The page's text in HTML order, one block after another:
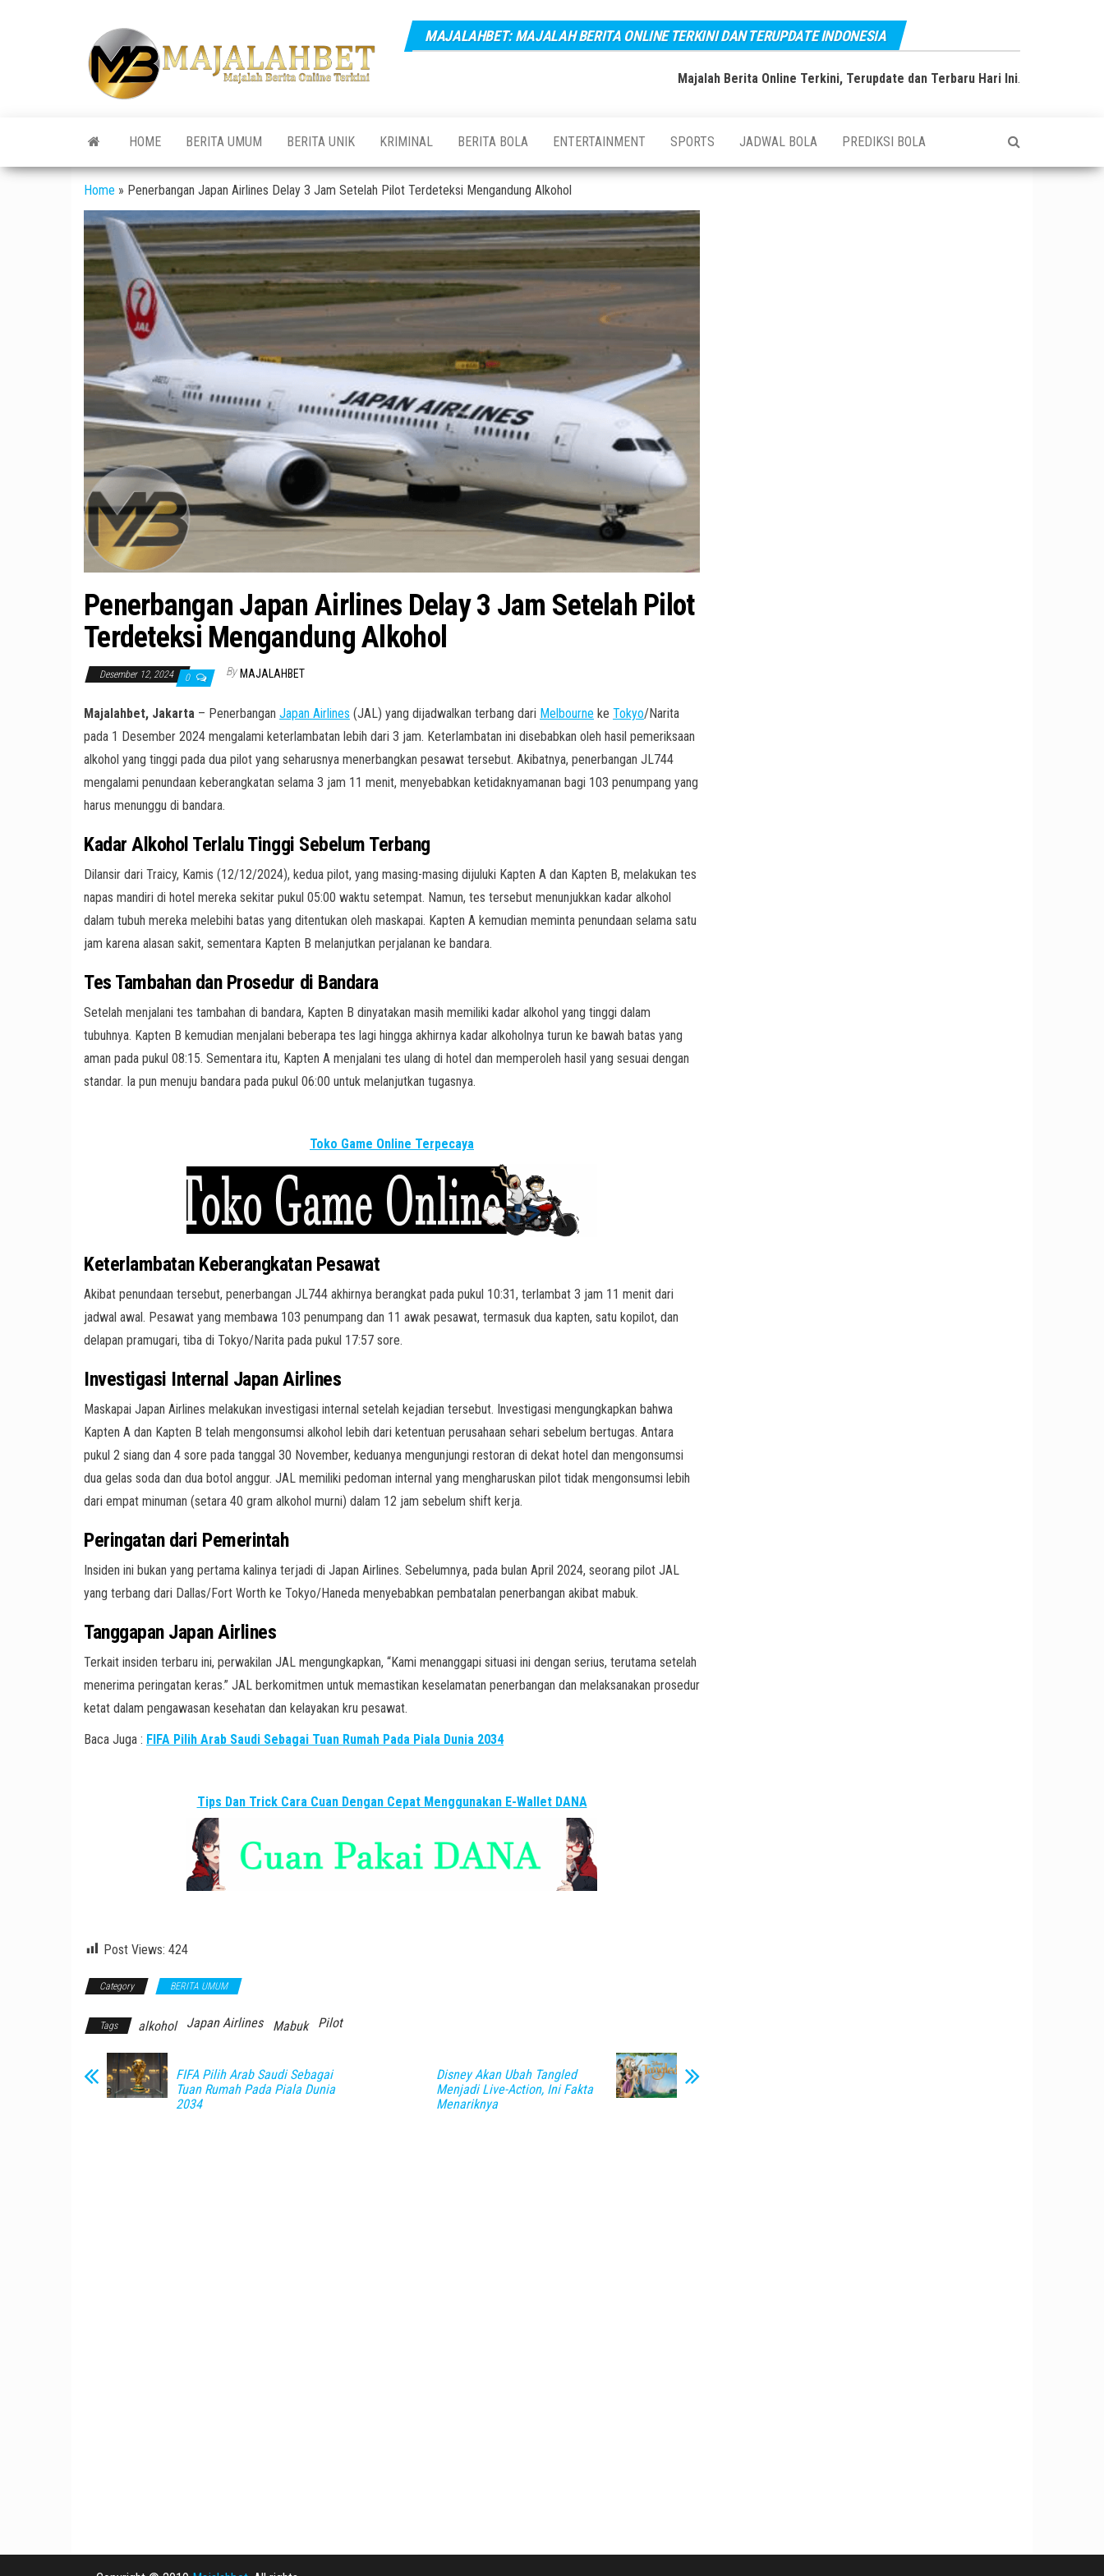
Majalahbet:
Terkini dan
Terupdate
Indonesia
Majalah
Hari Ini
MAJALAHBET: MAJALAH BERITA ONLINE TERKINI DAN TERUPDATE INDONESIA
Majalah Berita Online Terkini, Terupdate dan Terbaru Hari Ini.
HOME BERITA UMUM BERITA UNIK KRIMINAL BERITA BOLA ENTERTAINMENT SPORTS JADWAL BOLA PREDIKSI BOLA
Home » Penerbangan Japan Airlines Delay 3 Jam Setelah Pilot Terdeteksi Mengandung Alkohol
Penerbangan Japan Airlines Delay 3 Jam Setelah Pilot
Terdeteksi Mengandung Alkohol
Desember 12, 2024 0 By MAJALAHBET
Majalahbet, Jakarta – Penerbangan Japan Airlines (JAL) yang dijadwalkan terbang dari Melbourne ke Tokyo/Narita
pada 1 Desember 2024 mengalami keterlambatan lebih dari 3 jam. Keterlambatan ini disebabkan oleh hasil pemeriksaan
alkohol yang tinggi pada dua pilot yang seharusnya menerbangkan pesawat tersebut. Akibatnya, penerbangan JL744
mengalami penundaan keberangkatan selama 3 jam 11 menit, menyebabkan ketidaknyamanan bagi 103 penumpang yang
harus menunggu di bandara.
Kadar Alkohol Terlalu Tinggi Sebelum Terbang
Dilansir dari Traicy, Kamis (12/12/2024), kedua pilot, yang masing-masing dijuluki Kapten A dan Kapten B, melakukan tes
napas mandiri di hotel mereka sekitar pukul 05:00 waktu setempat. Namun, tes tersebut menunjukkan kadar alkohol
dalam tubuh mereka melebihi batas yang ditentukan oleh maskapai. Kapten A kemudian meminta penundaan selama satu
jam karena alasan sakit, sementara Kapten B melanjutkan perjalanan ke bandara.
Tes Tambahan dan Prosedur di Bandara
Setelah menjalani tes tambahan di bandara, Kapten B dinyatakan masih memiliki kadar alkohol yang tinggi dalam
tubuhnya. Kapten B kemudian menjalani beberapa tes lagi hingga akhirnya kadar alkoholnya turun ke bawah batas yang
aman pada pukul 08:15. Sementara itu, Kapten A menjalani tes ulang di hotel dan memperoleh hasil yang sesuai dengan
standar. Ia pun menuju bandara pada pukul 06:00 untuk melanjutkan tugasnya.
Toko Game Online Terpecaya
Keterlambatan Keberangkatan Pesawat
Akibat penundaan tersebut, penerbangan JL744 akhirnya berangkat pada pukul 10:31, terlambat 3 jam 11 menit dari
jadwal awal. Pesawat yang membawa 103 penumpang dan 11 awak pesawat, termasuk dua kapten, satu kopilot, dan
delapan pramugari, tiba di Tokyo/Narita pada pukul 17:57 sore.
Investigasi Internal Japan Airlines
Maskapai Japan Airlines melakukan investigasi internal setelah kejadian tersebut. Investigasi mengungkapkan bahwa
Kapten A dan Kapten B telah mengonsumsi alkohol lebih dari ketentuan perusahaan sehari sebelum bertugas. Antara
pukul 2 siang dan 4 sore pada tanggal 30 November, keduanya mengunjungi restoran di dekat hotel dan mengonsumsi
dua gelas soda dan dua botol anggur. JAL memiliki pedoman internal yang mengharuskan pilot tidak mengonsumsi lebih
dari empat minuman (setara 40 gram alkohol murni) dalam 12 jam sebelum shift kerja.
Peringatan dari Pemerintah
Insiden ini bukan yang pertama kalinya terjadi di Japan Airlines. Sebelumnya, pada bulan April 2024, seorang pilot JAL
yang terbang dari Dallas/Fort Worth ke Tokyo/Haneda menyebabkan pembatalan penerbangan akibat mabuk.
Tanggapan Japan Airlines
Terkait insiden terbaru ini, perwakilan JAL mengungkapkan, “Kami menanggapi situasi ini dengan serius, terutama setelah
menerima peringatan keras.” JAL berkomitmen untuk memastikan keselamatan penerbangan dan melaksanakan prosedur
ketat dalam pengawasan kesehatan dan kelayakan kru pesawat.
Baca Juga : FIFA Pilih Arab Saudi Sebagai Tuan Rumah Pada Piala Dunia 2034
Tips Dan Trick Cara Cuan Dengan Cepat Menggunakan E-Wallet DANA
Post Views: 424
Category BERITA UMUM
Tags alkohol Japan Airlines Mabuk Pilot
FIFA Pilih Arab Saudi Sebagai
Tuan Rumah Pada Piala Dunia
2034
Disney Akan Ubah Tangled
Menjadi Live-Action, Ini Fakta
Menariknya